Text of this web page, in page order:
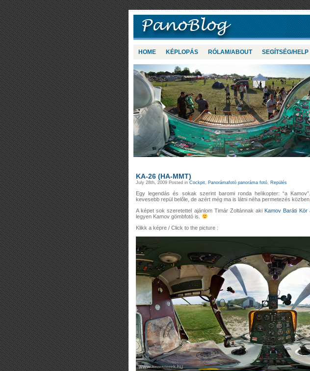
HOME KÉPLOPÁS RÓLAM/ABOUT SEGÍTSÉG/HELP
KA-26 (HA-MMT)
July 28th, 2009 Posted in Cockpit, Panorámafotó panoráma fotó, Repülés
Egy legendás és sokak szerint baromi ronda helikopter: “a
kevesebb repül belőle, de azért még ma is látni néha permetezés közben,
A képet sok szeretettel ajánlom Timár Zoltánnak aki Kamov Baráti Kör
legyen Kamov gömbfotó is.
Klikk a képre / Click to the picture :